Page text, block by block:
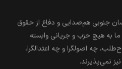
جنوبی هم‌صدایی و دفاع از حقوق
به هیچ حزب و جریانی وابسته
چه اصولگرا و چه اعتدالگرا،
نمی‌پذیرند.